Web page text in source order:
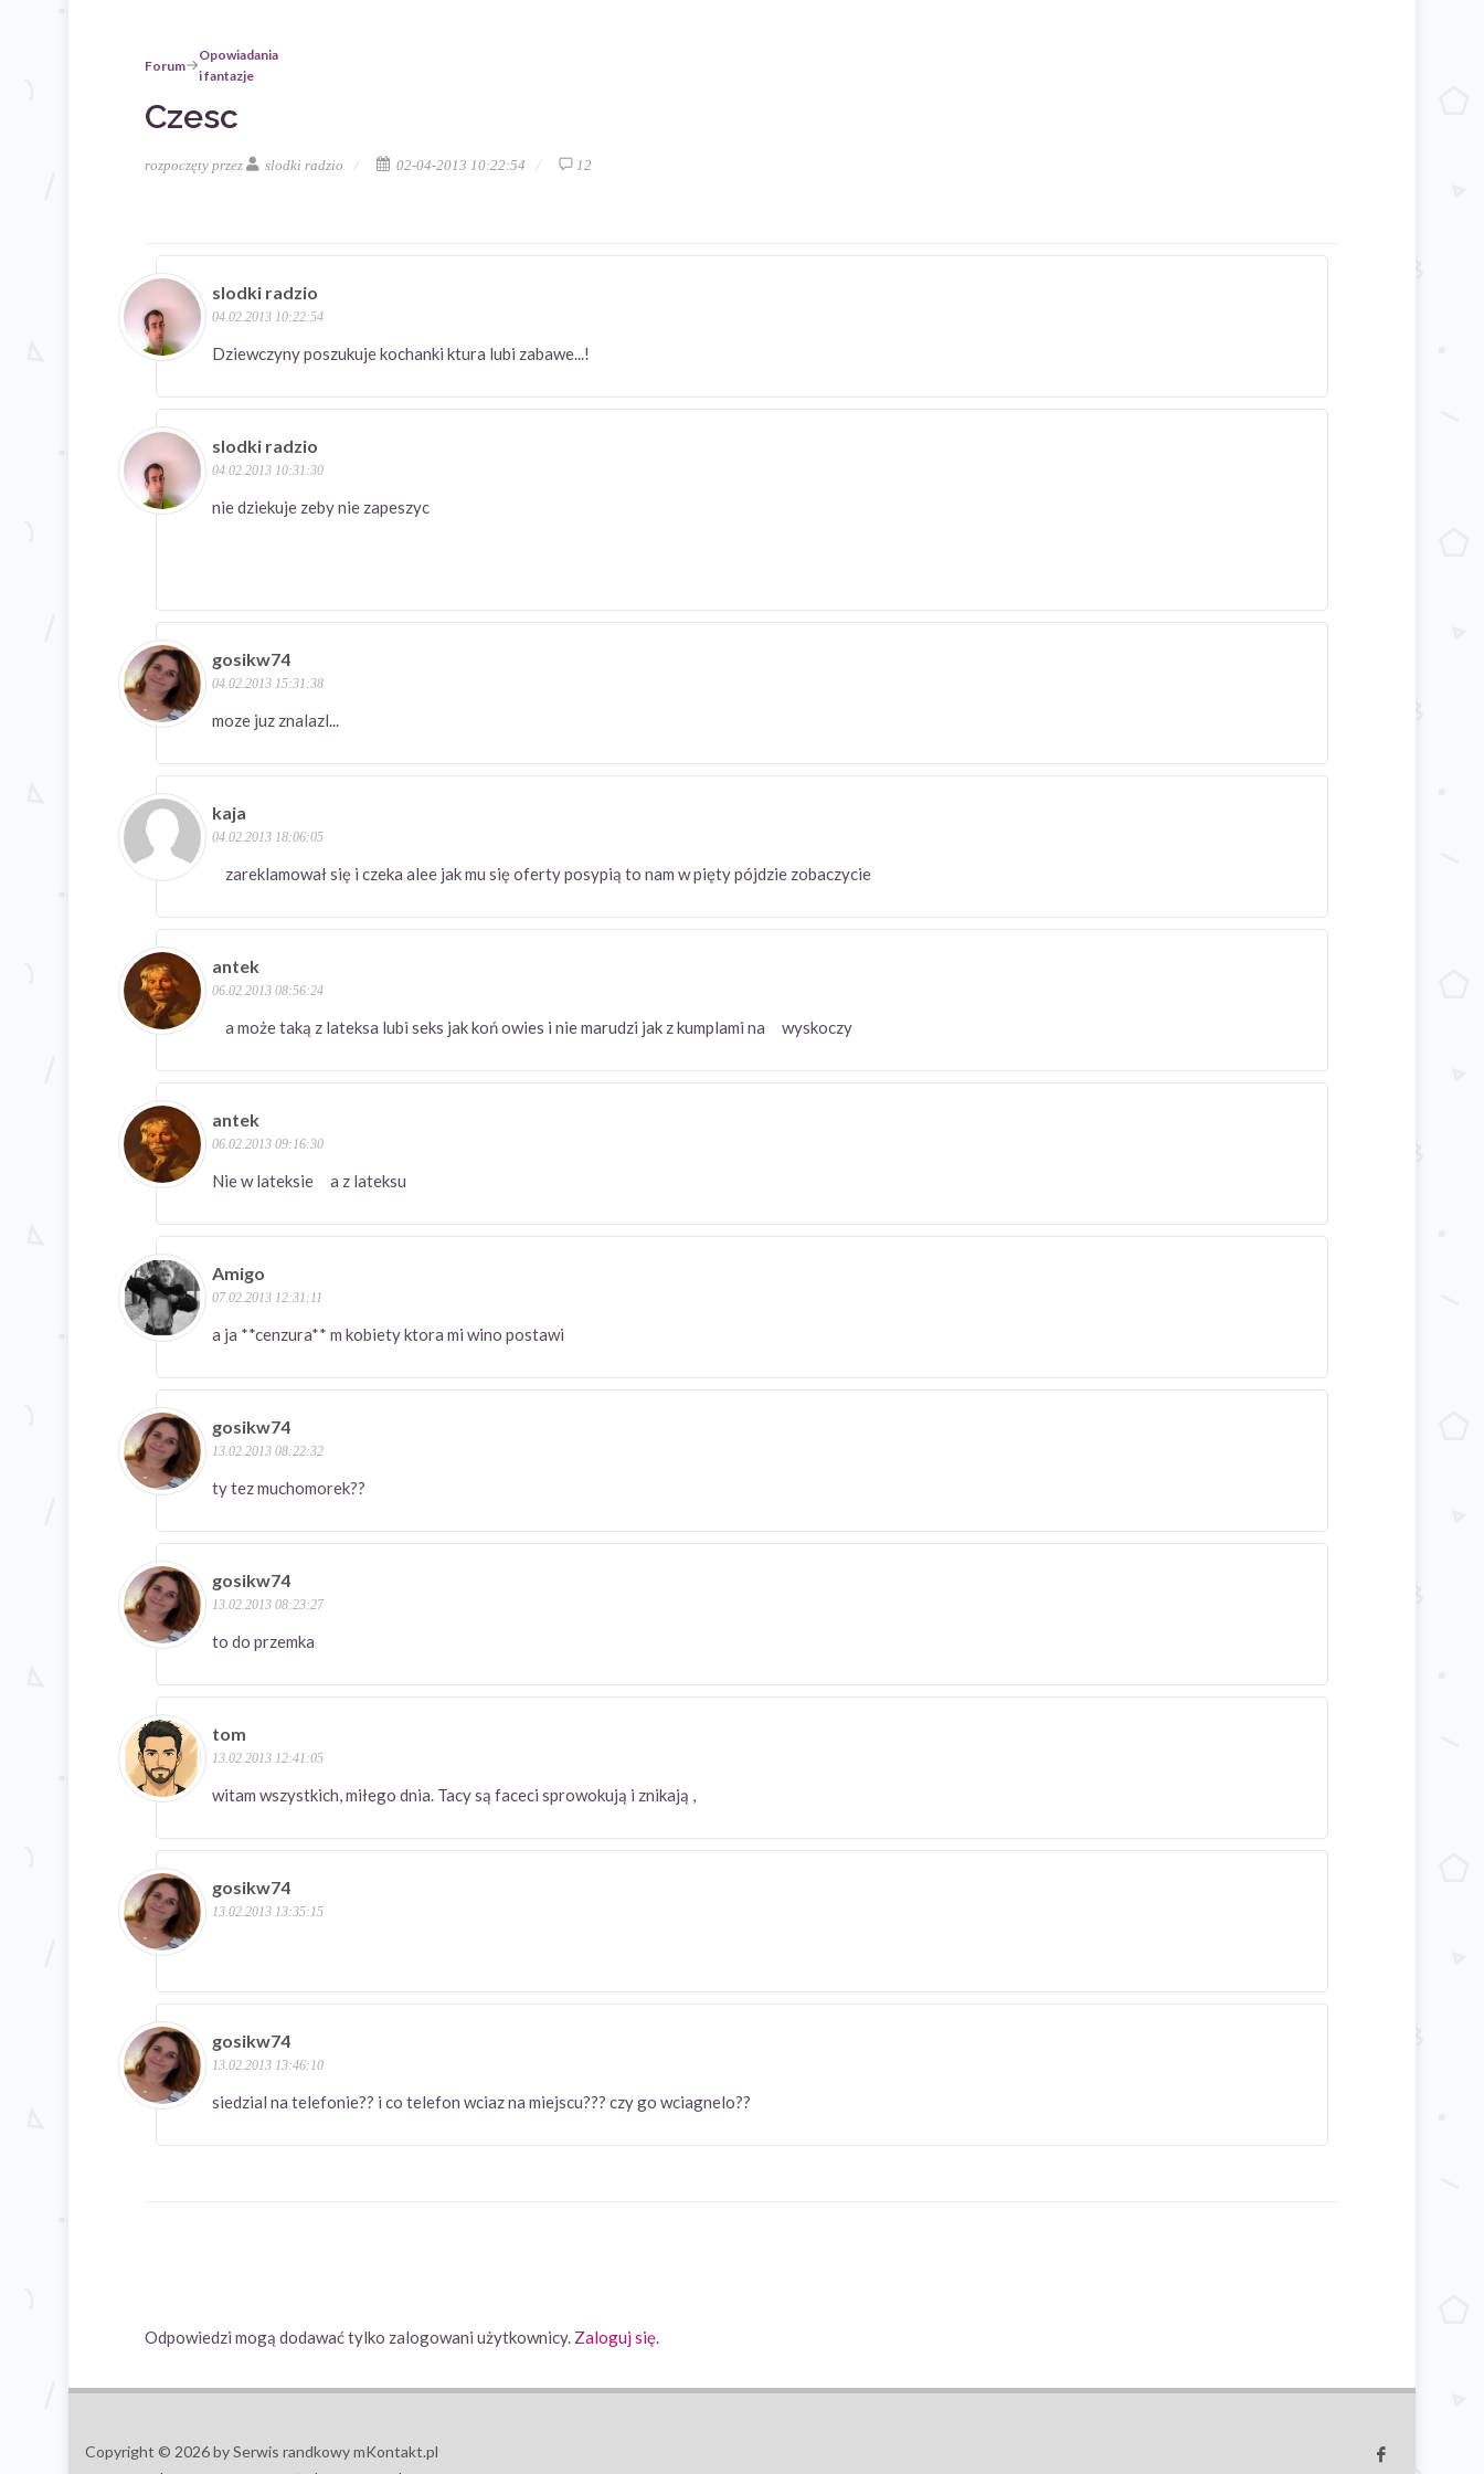
Forum
Opowiadania
i fantazje
Czesc
rozpoczęty przez slodki radzio 02-04-2013 10:22:54 12
slodki radzio
04.02.2013 10:22:54
Dziewczyny poszukuje kochanki ktura lubi zabawe...!
slodki radzio
04.02.2013 10:31:30
nie dziekuje zeby nie zapeszyc
gosikw74
04.02.2013 15:31:38
moze juz znalazl...
kaja
04.02.2013 18:06:05
zareklamował się i czeka alee jak mu się oferty posypią to nam w pięty pójdzie zobaczycie
antek
06.02.2013 08:56:24
a może taką z lateksa lubi seks jak koń owies i nie marudzi jak z kumplami na wyskoczy
antek
06.02.2013 09:16:30
Nie w lateksie a z lateksu
Amigo
07.02.2013 12:31:11
a ja **cenzura** m kobiety ktora mi wino postawi
gosikw74
13.02.2013 08:22:32
ty tez muchomorek??
gosikw74
13.02.2013 08:23:27
to do przemka
tom
13.02.2013 12:41:05
witam wszystkich, miłego dnia. Tacy są faceci sprowokują i znikają ,
gosikw74
13.02.2013 13:35:15
gosikw74
13.02.2013 13:46:10
siedzial na telefonie?? i co telefon wciaz na miejscu??? czy go wciagnelo??
Odpowiedzi mogą dodawać tylko zalogowani użytkownicy. Zaloguj się.
Copyright © 2026 by Serwis randkowy mKontakt.pl